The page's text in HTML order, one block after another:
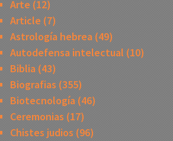
Arte (12)
Article (7)
Astrología hebrea (49)
Autodefensa intelectual (10)
Biblia (43)
Biografias (355)
Biotecnología (46)
Ceremonias (17)
Chistes judios (96)